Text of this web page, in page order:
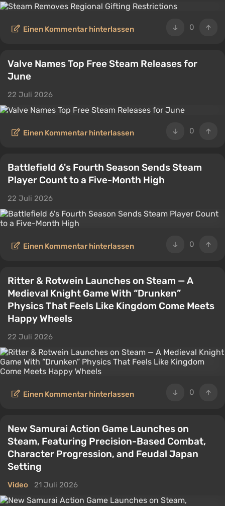
0
Einen Kommentar hinterlassen
Valve Names Top Free Steam Releases for
June
22 Juli 2026
0
Einen Kommentar hinterlassen
Battlefield 6's Fourth Season Sends Steam
Player Count to a Five-Month High
22 Juli 2026
0
Einen Kommentar hinterlassen
Ritter & Rotwein Launches on Steam — A
Medieval Knight Game With “Drunken”
Physics That Feels Like Kingdom Come Meets
Happy Wheels
22 Juli 2026
0
Einen Kommentar hinterlassen
New Samurai Action Game Launches on
Steam, Featuring Precision-Based Combat,
Character Progression, and Feudal Japan
Setting
Video 21 Juli 2026